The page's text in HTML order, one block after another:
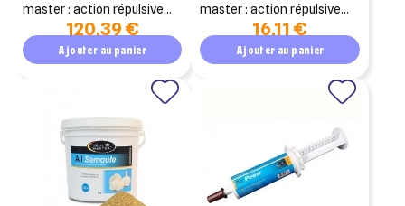
master : action répulsive
contre les insectes pour
chevaux
120,39 €
Ajouter au panier
master : action répulsive
contre les insectes pour
chevaux
16,11 €
Ajouter au panier